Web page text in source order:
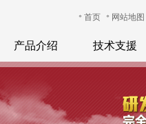
首页 网站地图
产品介绍 技术支援